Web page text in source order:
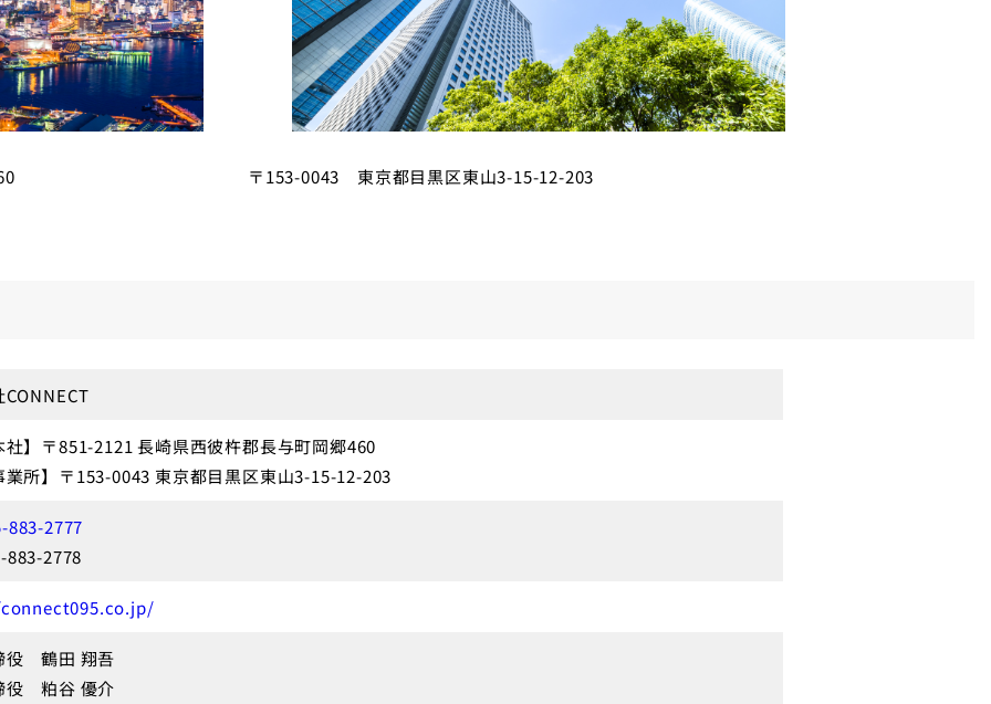
〒153-0043 東京都目黒区東山3-15-12-203
社】〒851-2121 長崎県西彼杵郡長与町岡郷460
業所】〒153-0043 東京都目黒区東山3-15-12-203
883-2777
883-2778
役 鶴田 翔吾
役 粕谷 優介